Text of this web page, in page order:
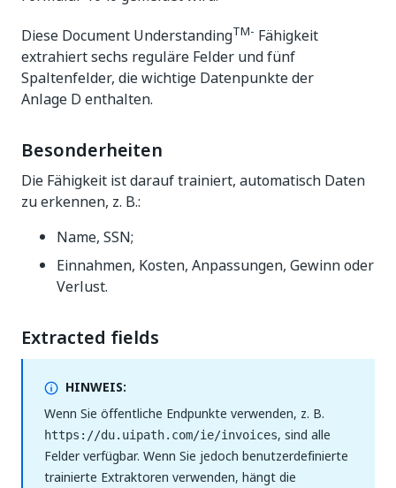
Diese Document UnderstandingTM- Fähigkeit
extrahiert sechs reguläre Felder und fünf
Spaltenfelder, die wichtige Datenpunkte der
Anlage D enthalten.
Besonderheiten
Die Fähigkeit ist darauf trainiert, automatisch Daten
zu erkennen, z. B.:
Name, SSN;
Einnahmen, Kosten, Anpassungen, Gewinn oder
Verlust.
Extracted fields
HINWEIS:
Wenn Sie öffentliche Endpunkte verwenden, z. B.
https://du.uipath.com/ie/invoices, sind alle
Felder verfügbar. Wenn Sie jedoch benutzerdefinierte
trainierte Extraktoren verwenden, hängt die